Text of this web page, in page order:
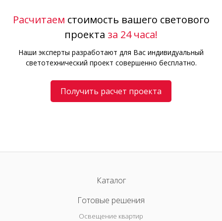
Расчитаем стоимость вашего светового
проекта за 24 часа!
Наши эксперты разработают для Вас индивидуальный
светотехнический проект совершенно бесплатно.
Получить расчет проекта
Каталог
Готовые решения
Освещение квартир